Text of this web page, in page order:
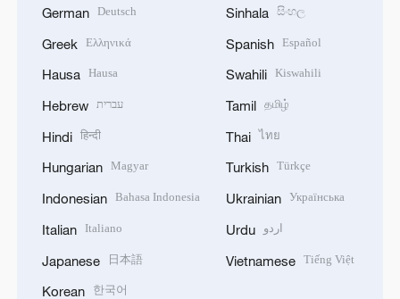
German Deutsch
Greek Ελληνικά
Hausa Hausa
Hebrew עברית
Hindi हिन्दी
Hungarian Magyar
Indonesian Bahasa Indonesia
Italian Italiano
Japanese 日本語
Korean 한국어
Sinhala සිංහල
Spanish Español
Swahili Kiswahili
Tamil தமிழ்
Thai ไทย
Turkish Türkçe
Ukrainian Українська
Urdu اردو
Vietnamese Tiếng Việt